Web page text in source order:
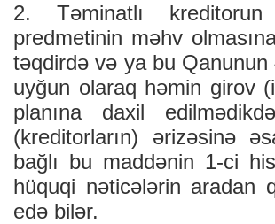
2. Təminatlı
predmetinin məhv
təqdirdə və ya bu
uyğun olaraq həmin girov
planına daxil
(kreditorların) ərizəsinə
bağlı bu maddənin 1-ci
hüquqi nəticələrin aradan
edə bilər.